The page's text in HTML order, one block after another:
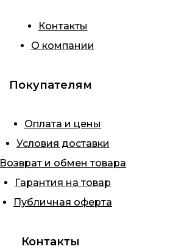
Контакты
О компании
Покупателям
Оплата и цены
Условия доставки
Возврат и обмен товара
Гарантия на товар
Публичная оферта
Контакты